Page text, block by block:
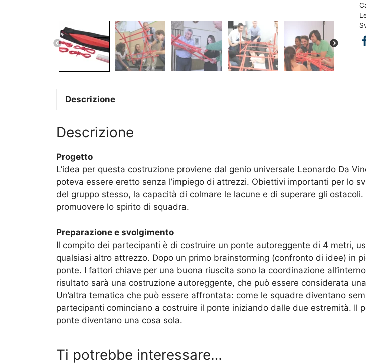
PREVIOUS NEXT
Descrizione
Descrizione
Progetto
L’idea per questa costruzione proviene dal genio universale Leonardo Da
poteva essere eretto senza l’impiego di attrezzi. Obiettivi importanti per lo
del gruppo stesso, la capacità di colmare le lacune e di superare gli
promuovere lo spirito di squadra.
Preparazione e svolgimento
Il compito dei partecipanti è di costruire un ponte autoreggente di 4 metri,
qualsiasi altro attrezzo. Dopo un primo brainstorming (confronto di idee) in
ponte. I fattori chiave per una buona riuscita sono la coordinazione
risultato sarà una costruzione autoreggente, che può essere considerata
Un’altra tematica che può essere affrontata: come le squadre diventano
partecipanti cominciano a costruire il ponte iniziando dalle due estremità. Il
ponte diventano una cosa sola.
Ti potrebbe interessare…